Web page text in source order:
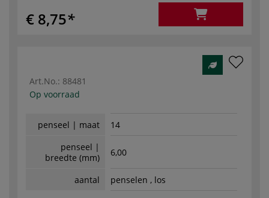
€ 8,75
Art.No.: 88481
Op voorraad
penseel | maat
14
penseel |
breedte (mm)
6,00
aantal penselen , los